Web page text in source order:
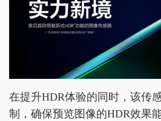
在提升HDR体验的同时，该传
制，确保预览图像的HDR效果